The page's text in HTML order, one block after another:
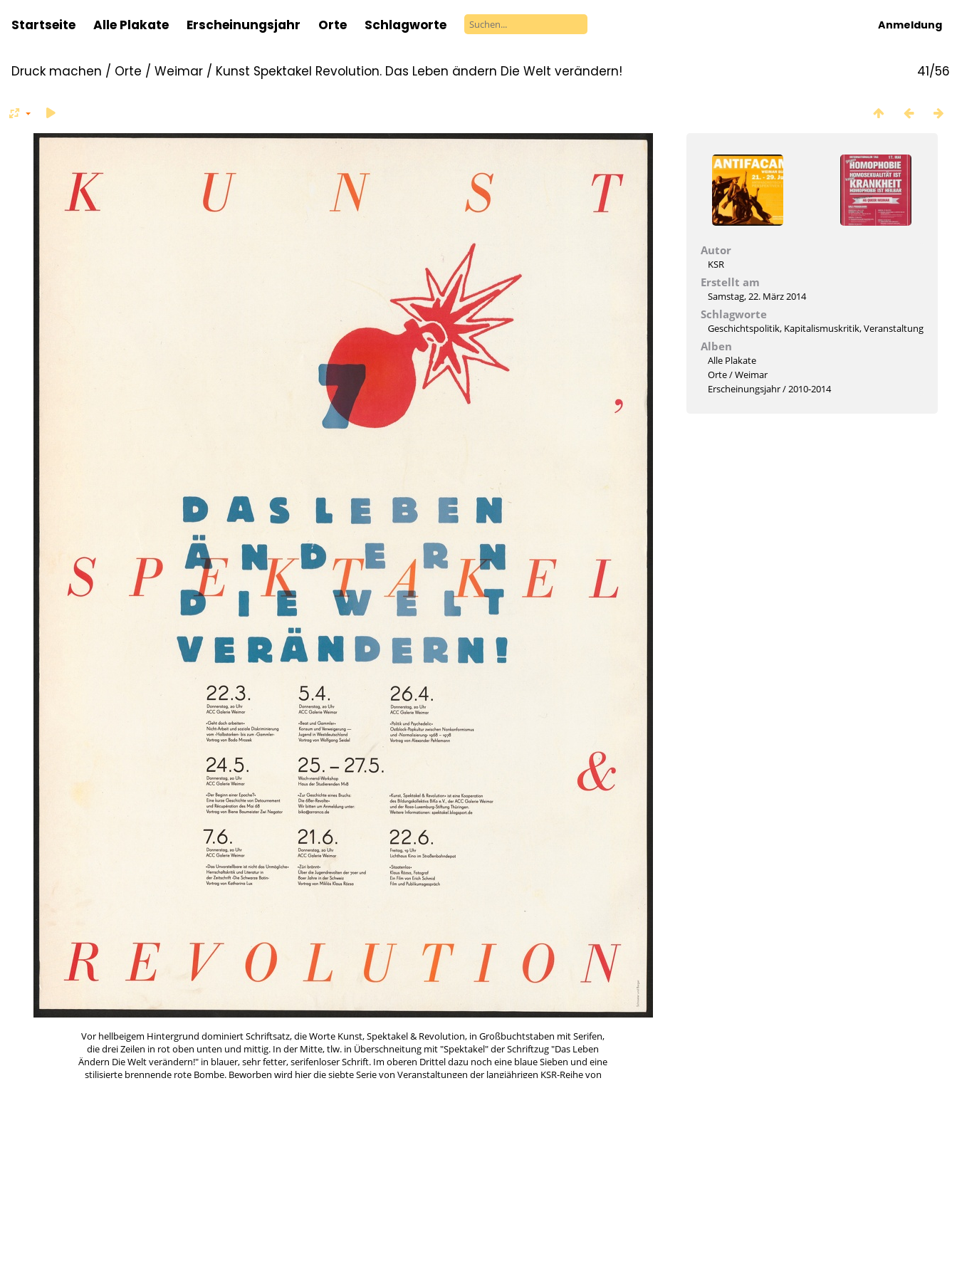
Startseite Alle Plakate Erscheinungsjahr Orte Schlagworte Anmeldung
41/56
Druck machen / Orte / Weimar / Kunst Spektakel Revolution. Das Leben ändern Die Welt verändern!
Vor hellbeigem Hintergrund dominiert Schriftsatz, die Worte Kunst, Spektakel & Revolution, in Großbuchtstaben mit Serifen,
die drei Zeilen in rot oben unten und mittig. In der Mitte, tlw. in Überschneitung mit "Spektakel" der Schriftzug "Das Leben
Ändern Die Welt verändern!" in blauer, sehr fetter, serifenloser Schrift. Im oberen Drittel dazu noch eine blaue Sieben und eine
stilisierte brennende rote Bombe. Beworben wird hier die siebte Serie von Veranstaltungen der langjährigen KSR-Reihevon
Autor
KSR
Erstellt am
Samstag, 22. März 2014
Schlagworte
Geschichtspolitik, Kapitalismuskritik,Veranstaltung
Alben
Alle Plakate
Orte/Weimar
Erscheinungsjahr/2010-2014